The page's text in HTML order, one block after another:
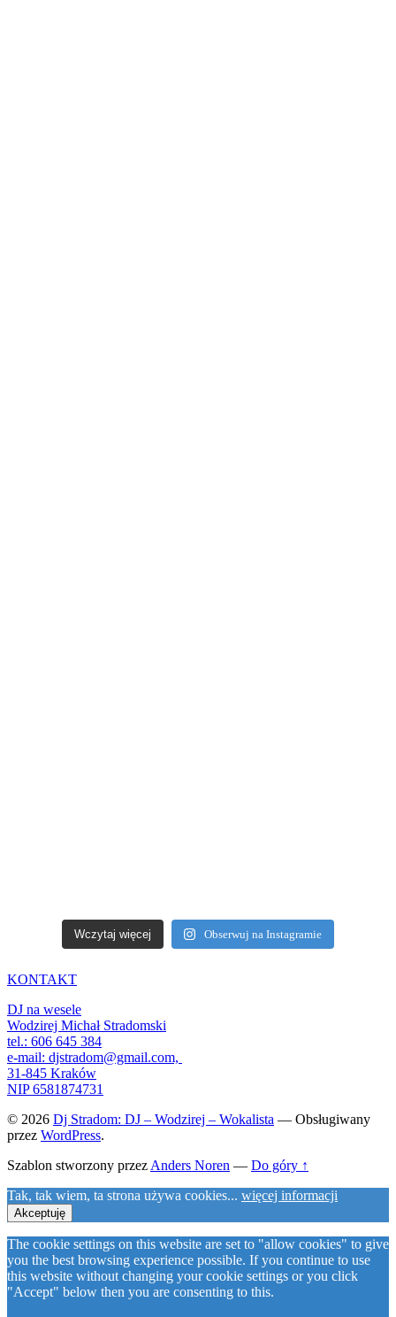
Wczytaj więcej Obserwuj na Instagramie
KONTAKT
DJ na wesele
Wodzirej Michał Stradomski
tel.: 606 645 384
e-mail: djstradom@gmail.com,
31-845 Kraków
NIP 6581874731
© 2026 Dj Stradom: DJ – Wodzirej – Wokalista — Obsługiwany
przez WordPress.
Szablon stworzony przez Anders Noren — Do góry ↑
Tak, tak wiem, ta strona używa cookies... więcej informacji
Akceptuję
The cookie settings on this website are set to "allow cookies" to give
you the best browsing experience possible. If you continue to use
this website without changing your cookie settings or you click
"Accept" below then you are consenting to this.